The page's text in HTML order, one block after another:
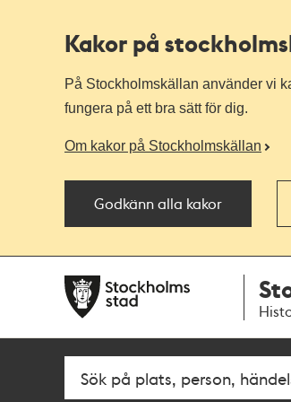
Kakor på
På Stockholmskällan använder vi
fungera på ett bra sätt för dig.
Om kakor på Stockholmskällan
Godkänn alla kakor
navigationen
huvudinnehållet
Fritextsök